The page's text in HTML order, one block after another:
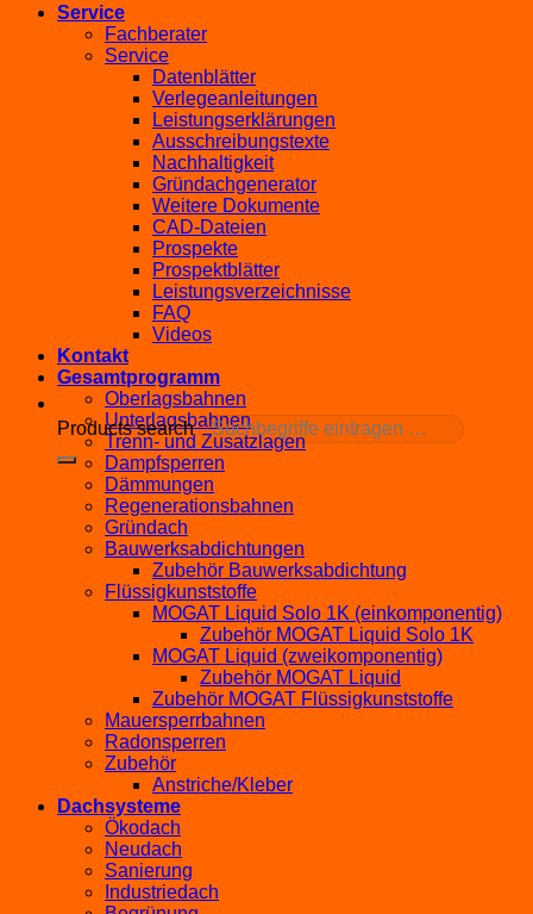
Products search
Service
Fachberater
Service
Datenblätter
Verlegeanleitungen
Leistungserklärungen
Ausschreibungstexte
Nachhaltigkeit
Gründachgenerator
Weitere Dokumente
CAD-Dateien
Prospekte
Prospektblätter
Leistungsverzeichnisse
FAQ
Videos
Kontakt
Gesamtprogramm
Oberlagsbahnen
Unterlagsbahnen
Trenn- und Zusatzlagen
Dampfsperren
Dämmungen
Regenerationsbahnen
Gründach
Bauwerksabdichtungen
Zubehör Bauwerksabdichtung
Flüssigkunststoffe
MOGAT Liquid Solo 1K (einkomponentig)
Zubehör MOGAT Liquid Solo 1K
MOGAT Liquid (zweikomponentig)
Zubehör MOGAT Liquid
Zubehör MOGAT Flüssigkunststoffe
Mauersperrbahnen
Radonsperren
Zubehör
Anstriche/Kleber
Dachsysteme
Ökodach
Neudach
Sanierung
Industriedach